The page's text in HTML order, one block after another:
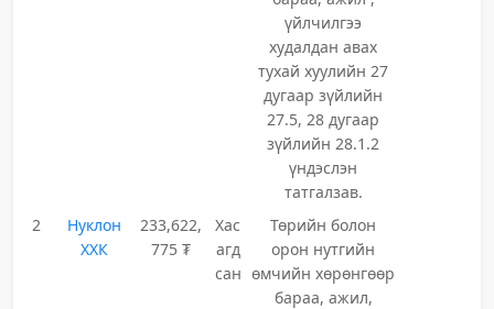
үйлчилгээ
худалдан авах
тухай хуулийн 27
дугаар зүйлийн
27.5, 28 дугаар
зүйлийн 28.1.2
үндэслэн
татгалзав.
2
Нуклон
ХХК
233,622,
775 ₮
Хас
агд
сан
Төрийн болон
орон нутгийн
өмчийн хөрөнгөөр
бараа, ажил,